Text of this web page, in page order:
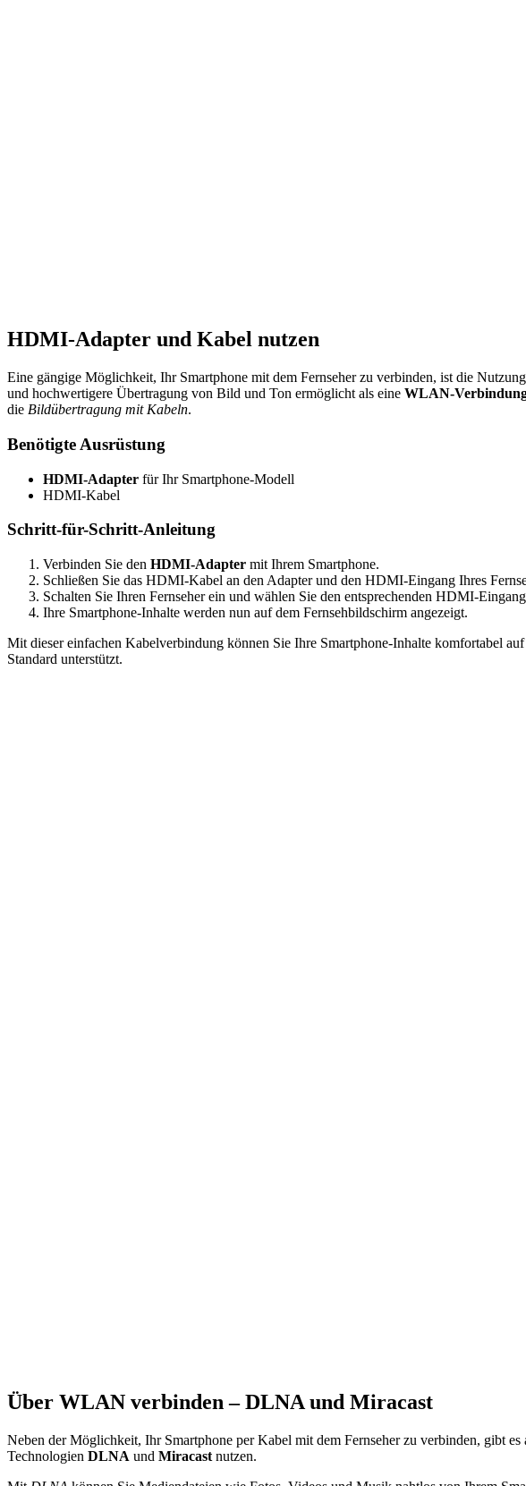
HDMI-Adapter und Kabel nutzen
Eine gängige Möglichkeit, Ihr Smartphone mit dem Fernseher zu verbinden, ist die
und hochwertigere Übertragung von Bild und Ton ermöglicht als eine WLAN-
die Bildübertragung mit Kabeln.
Benötigte Ausrüstung
HDMI-Adapter für Ihr Smartphone-Modell
HDMI-Kabel
Schritt-für-Schritt-Anleitung
Verbinden Sie den HDMI-Adapter mit Ihrem Smartphone.
Schließen Sie das HDMI-Kabel an den Adapter und den HDMI-Eingang Ihres
Schalten Sie Ihren Fernseher ein und wählen Sie den entsprechenden HDMI-
Ihre Smartphone-Inhalte werden nun auf dem Fernsehbildschirm angezeigt.
Mit dieser einfachen Kabelverbindung können Sie Ihre Smartphone-Inhalte komfortabel
Standard unterstützt.
Über WLAN verbinden – DLNA und Miracast
Neben der Möglichkeit, Ihr Smartphone per Kabel mit dem Fernseher zu verbinden, gibt
Technologien DLNA und Miracast nutzen.